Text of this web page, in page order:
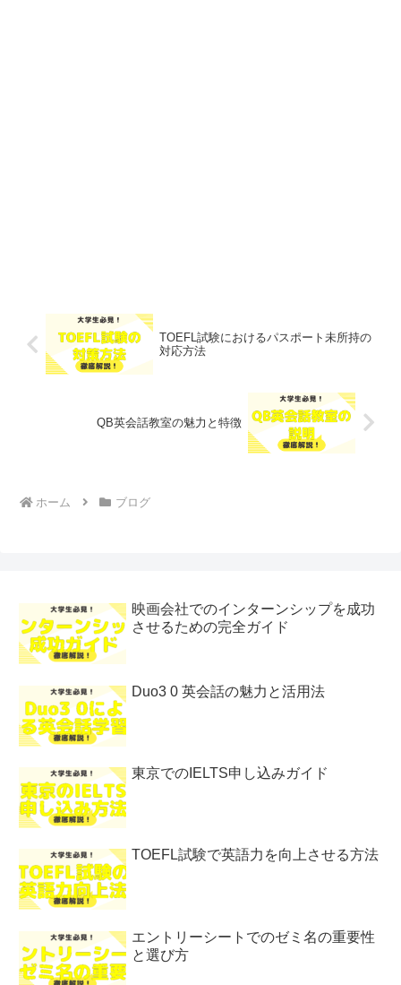
TOEFL試験におけるパスポート未所持の
対応方法
QB英会話教室の魅力と特徴
ホーム ブログ
映画会社でのインターンシップを成功
させるための完全ガイド
Duo3 0 英会話の魅力と活用法
東京でのIELTS申し込みガイド
TOEFL試験で英語力を向上させる方法
エントリーシートでのゼミ名の重要性
と選び方